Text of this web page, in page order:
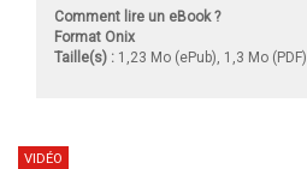
Comment lire un eBook ?
Format Onix
Taille(s) : 1,23 Mo (ePub), 1,3 Mo (PDF)
VIDÉO